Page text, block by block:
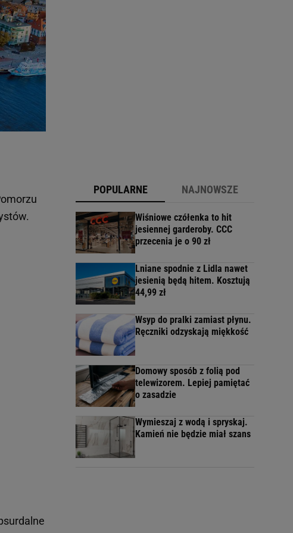
POPULARNE NAJNOWSZE
Wiśniowe czółenka to hit
jesiennej garderoby. CCC
przecenia je o 90 zł
Lniane spodnie z Lidla nawet
jesienią będą hitem. Kosztują
44,99 zł
Wsyp do pralki zamiast płynu.
Ręczniki odzyskają miękkość
Domowy sposób z folią pod
telewizorem. Lepiej pamiętać
o zasadzie
Wymieszaj z wodą i spryskaj.
Kamień nie będzie miał szans